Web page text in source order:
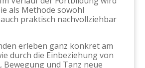
als Methode sowohl
praktisch nachvollziehbar
erleben ganz konkret am
durch die Einbeziehung von
Bewegung und Tanz neue